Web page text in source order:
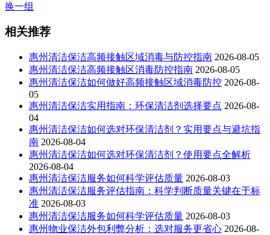
换一组
相关推荐
惠州清洁保洁高频接触区域消毒与防控指南 2026-08-05
惠州清洁保洁高频接触区消毒防控指南 2026-08-05
惠州清洁保洁如何做好高频接触区域消毒防控 2026-08-
05
惠州清洁保洁实用指南：环保清洁剂选择要点 2026-08-
04
惠州清洁保洁如何选对环保清洁剂？实用要点与避坑指
南 2026-08-04
惠州清洁保洁如何选对环保清洁剂？使用要点全解析
2026-08-04
惠州清洁保洁服务如何科学评估质量 2026-08-03
惠州清洁保洁服务评估指南：科学判断质量关键在于标
准 2026-08-03
惠州清洁保洁服务如何科学评估质量 2026-08-03
惠州物业保洁外包利弊分析：选对服务更省心 2026-08-